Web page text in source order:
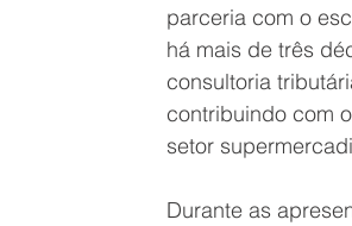
parceria com o
há mais de três
consultoria
contribuindo com
setor
Durante as